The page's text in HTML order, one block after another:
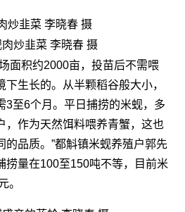
肉炒韭菜 李晓春 摄
积约2000亩，投苗后不需喂
生长的。从半颗稻谷般大小，
3至6个月。平日捕捞的米蚬，多
，作为天然饵料喂养青蟹，这也
的品质。”都斛镇米蚬养殖户郭先
捞量在100至150吨不等，目前米
。